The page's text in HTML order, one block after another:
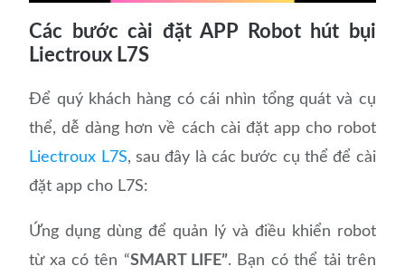
Các bước cài đặt APP Robot hút bụi
Liectroux L7S
Để quý khách hàng có cái nhìn tổng quát và cụ
thể, dễ dàng hơn về cách cài đặt app cho robot
Liectroux L7S, sau đây là các bước cụ thể để cài
đặt app cho L7S:
Ứng dụng dùng để quản lý và điều khiển robot
từ xa có tên “SMART LIFE”. Bạn có thể tải trên